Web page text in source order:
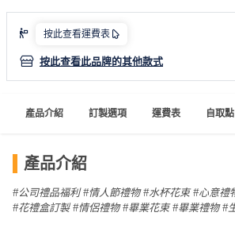
到
會
美
特
糕
花
聚
會
活
動
員
按此查看運費表
按此查看此品牌的其他款式
產品介紹 訂製選項 運費表 自取點
產品介紹
#公司禮品福利 #情人節禮物#水杯花束#心意禮
#花禮盒訂製#情侶禮物#畢業花束#畢業禮物#